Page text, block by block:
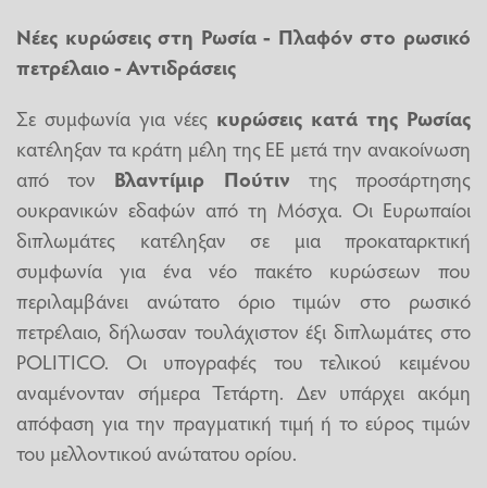
Νέες κυρώσεις στη Ρωσία - Πλαφόν στο ρωσικό
πετρέλαιο - Αντιδράσεις
Σε συμφωνία για νέες κυρώσεις κατά της Ρωσίας
κατέληξαν τα κράτη μέλη της ΕΕ μετά την ανακοίνωση
από τον Βλαντίμιρ Πούτιν της προσάρτησης
ουκρανικών εδαφών από τη Μόσχα. Οι Ευρωπαίοι
διπλωμάτες κατέληξαν σε μια προκαταρκτική
συμφωνία για ένα νέο πακέτο κυρώσεων που
περιλαμβάνει ανώτατο όριο τιμών στο ρωσικό
πετρέλαιο, δήλωσαν τουλάχιστον έξι διπλωμάτες στο
POLITICO. Οι υπογραφές του τελικού κειμένου
αναμένονταν σήμερα Τετάρτη. Δεν υπάρχει ακόμη
απόφαση για την πραγματική τιμή ή το εύρος τιμών
του μελλοντικού ανώτατου ορίου.